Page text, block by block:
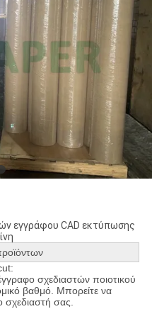
εγγράφου CAD εκτύπωσης
σχεδιαστών ποιοτικού
βαθμό. Μπορείτε να
σχεδιαστή σας.